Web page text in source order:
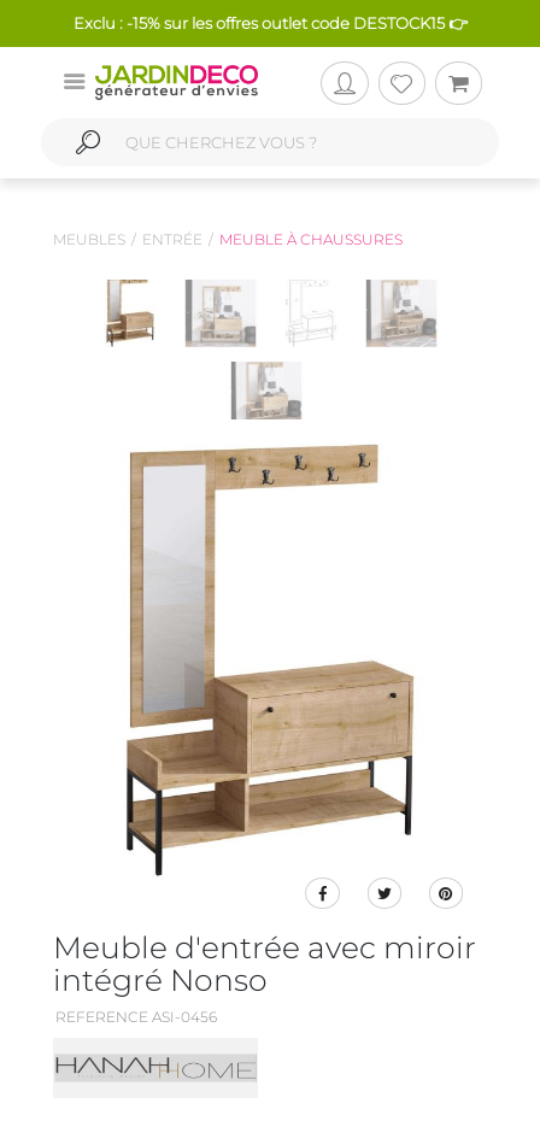
Exclu : -15% sur les offres outlet code DESTOCK15 👉
MEUBLES ENTRÉE MEUBLE À CHAUSSURES
Meuble d'entrée avec miroir
intégré Nonso
REFERENCE ASI-0456